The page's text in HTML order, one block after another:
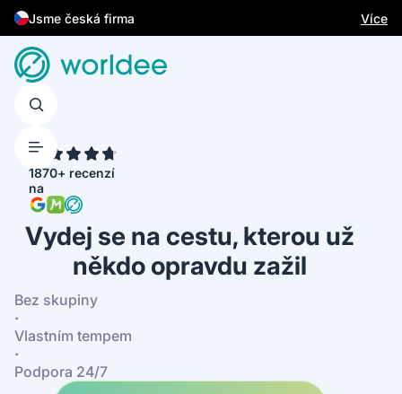
Jsme česká firma Více
1870+ recenzí
na
Vydej se na cestu, kterou už
někdo opravdu zažil
Bez skupiny
·
Vlastním tempem
·
Podpora 24/7